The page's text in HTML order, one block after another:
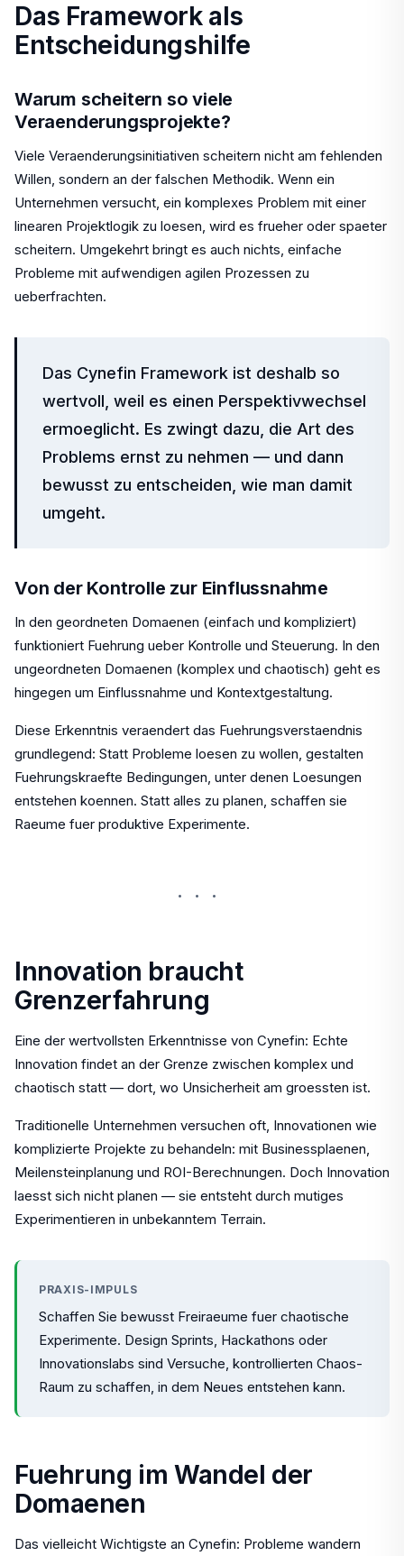
Das Framework als
Entscheidungshilfe
Warum scheitern so viele
Veraenderungsprojekte?
Viele Veraenderungsinitiativen scheitern nicht am fehlenden
Willen, sondern an der falschen Methodik. Wenn ein
Unternehmen versucht, ein komplexes Problem mit einer
linearen Projektlogik zu loesen, wird es frueher oder spaeter
scheitern. Umgekehrt bringt es auch nichts, einfache
Probleme mit aufwendigen agilen Prozessen zu
ueberfrachten.
Das Cynefin Framework ist deshalb so
wertvoll, weil es einen Perspektivwechsel
ermoeglicht. Es zwingt dazu, die Art des
Problems ernst zu nehmen — und dann
bewusst zu entscheiden, wie man damit
umgeht.
Von der Kontrolle zur Einflussnahme
In den geordneten Domaenen (einfach und kompliziert)
funktioniert Fuehrung ueber Kontrolle und Steuerung. In den
ungeordneten Domaenen (komplex und chaotisch) geht es
hingegen um Einflussnahme und Kontextgestaltung.
Diese Erkenntnis veraendert das Fuehrungsverstaendnis
grundlegend: Statt Probleme loesen zu wollen, gestalten
Fuehrungskraefte Bedingungen, unter denen Loesungen
entstehen koennen. Statt alles zu planen, schaffen sie
Raeume fuer produktive Experimente.
···
Innovation braucht
Grenzerfahrung
Eine der wertvollsten Erkenntnisse von Cynefin: Echte
Innovation findet an der Grenze zwischen komplex und
chaotisch statt — dort, wo Unsicherheit am groessten ist.
Traditionelle Unternehmen versuchen oft, Innovationen wie
komplizierte Projekte zu behandeln: mit Businessplaenen,
Meilensteinplanung und ROI-Berechnungen. Doch Innovation
laesst sich nicht planen — sie entsteht durch mutiges
Experimentieren in unbekanntem Terrain.
PRAXIS-IMPULS
Schaffen Sie bewusst Freiraeume fuer chaotische
Experimente. Design Sprints, Hackathons oder
Innovationslabs sind Versuche, kontrollierten Chaos-
Raum zu schaffen, in dem Neues entstehen kann.
Fuehrung im Wandel der
Domaenen
Das vielleicht Wichtigste an Cynefin: Probleme wandern